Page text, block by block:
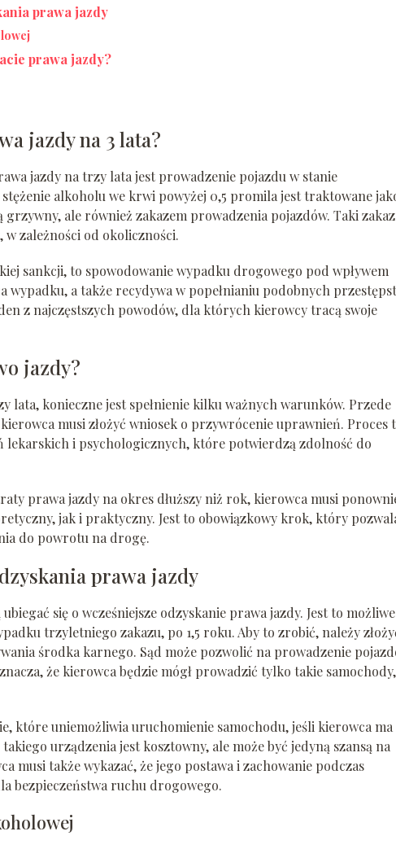
prawa jazdy
prawa jazdy?
jazdy na 3 lata?
jazdy na trzy lata jest prowadzenie pojazdu w stanie
alkoholu we krwi powyżej 0,5 promila jest traktowane
ale również zakazem prowadzenia pojazdów. Taki zakaz
w zależności od okoliczności.
sankcji, to spowodowanie wypadku drogowego pod wpływem
wypadku, a także recydywa w popełnianiu podobnych
z najczęstszych powodów, dla których kierowcy tracą swoje
jazdy?
lata, konieczne jest spełnienie kilku ważnych warunków. Przede
musi złożyć wniosek o przywrócenie uprawnień. Proces
lekarskich i psychologicznych, które potwierdzą zdolność do
prawa jazdy na okres dłuższy niż rok, kierowca musi
jak i praktyczny. Jest to obowiązkowy krok, który
do powrotu na drogę.
prawa jazdy
się o wcześniejsze odzyskanie prawa jazdy. Jest to
trzyletniego zakazu, po 1,5 roku. Aby to zrobić, należy
środka karnego. Sąd może pozwolić na prowadzenie
że kierowca będzie mógł prowadzić tylko takie samochody,
które uniemożliwia uruchomienie samochodu, jeśli kierowca ma
urządzenia jest kosztowny, ale może być jedyną szansą na
musi także wykazać, że jego postawa i zachowanie podczas
bezpieczeństwa ruchu drogowego.